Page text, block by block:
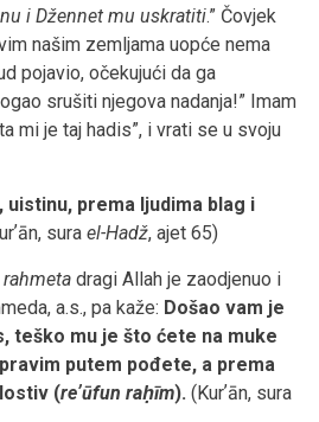
i Džennet mu uskratiti.” Čovjek
našim zemljama uopće nema
pojavio, očekujući da ga
srušiti njegova nadanja!” Imam
mi je taj hadis”, i vrati se u svoju
uistinu, prema ljudima blag i
sura el-Hadž, ajet 65)
rahmeta dragi Allah je zaodjenuo i
a.s., pa kaže: Došao vam je
teško mu je što ćete na muke
putem pođete, a prema
(reʼūfun raḥīm). (Kurʼān, sura